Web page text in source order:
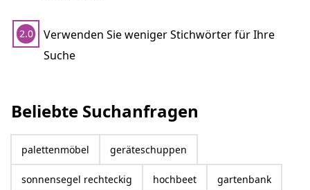
2.0
Verwenden Sie weniger Stichwörter für Ihre
Suche
Beliebte Suchanfragen
palettenmöbel geräteschuppen
sonnensegel rechteckig hochbeet gartenbank